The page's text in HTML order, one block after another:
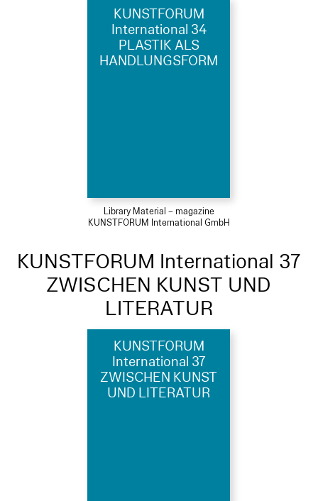
KUNSTFORUM
International 34
PLASTIK ALS
HANDLUNGSFORM
Library Material – magazine
KUNSTFORUM International GmbH
KUNSTFORUM International 37
ZWISCHEN KUNST UND
LITERATUR
KUNSTFORUM
International 37
ZWISCHEN KUNST
UND LITERATUR